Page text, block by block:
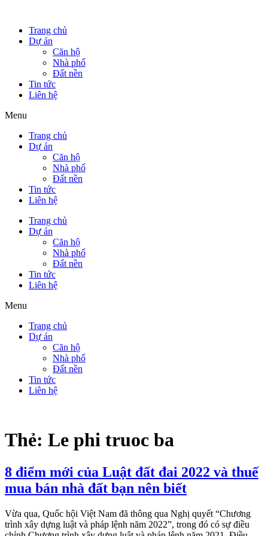
Trang chủ
Dự án
Căn hộ
Nhà phố
Đất nền
Tin tức
Liên hệ
Menu
Trang chủ
Dự án
Căn hộ
Nhà phố
Đất nền
Tin tức
Liên hệ
Trang chủ
Dự án
Căn hộ
Nhà phố
Đất nền
Tin tức
Liên hệ
Menu
Trang chủ
Dự án
Căn hộ
Nhà phố
Đất nền
Tin tức
Liên hệ
Thẻ: Le phi truoc ba
8 điểm mới của Luật đất đai 2022 và thuế
mua bán nhà đất bạn nên biết
Vừa qua, Quốc hội Việt Nam đã thông qua Nghị quyết “Chương
trình xây dựng luật và pháp lệnh năm 2022”, trong đó có sự điều